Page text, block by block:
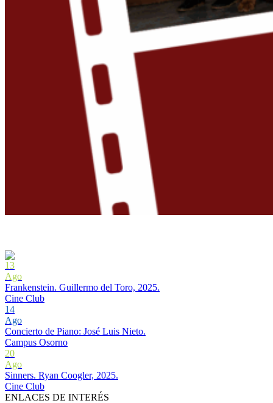
13
Ago
Frankenstein. Guillermo del Toro, 2025.
Cine Club
14
Ago
Concierto de Piano: José Luis Nieto.
Campus Osorno
20
Ago
Sinners. Ryan Coogler, 2025.
Cine Club
ENLACES DE INTERÉS